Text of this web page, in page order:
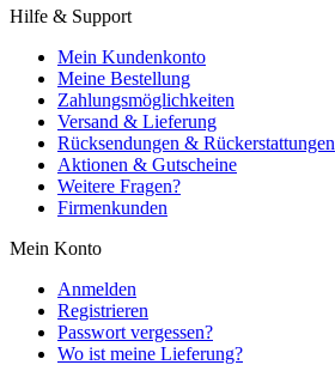
Hilfe & Support
Mein Kundenkonto
Meine Bestellung
Zahlungsmöglichkeiten
Versand & Lieferung
Rücksendungen & Rückerstattungen
Aktionen & Gutscheine
Weitere Fragen?
Firmenkunden
Mein Konto
Anmelden
Registrieren
Passwort vergessen?
Wo ist meine Lieferung?